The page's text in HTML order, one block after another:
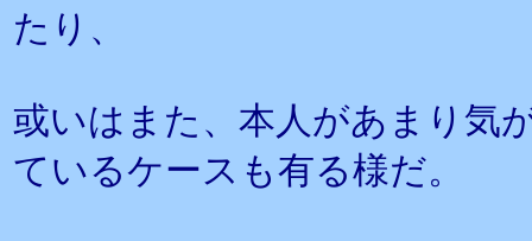
たり、
或いはまた、本人があまり気
ているケースも有る様だ。